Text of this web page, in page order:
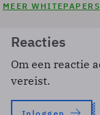
MEER WHITEPAPERS
Reacties
Om een reactie
vereist.